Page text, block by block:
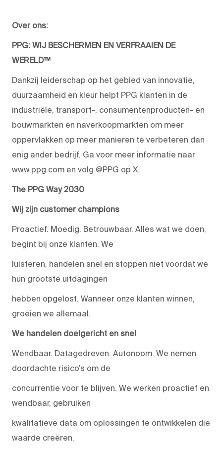
Over ons:
PPG: WIJ BESCHERMEN EN VERFRAAIEN DE
WERELD™
Dankzij leiderschap op het gebied van innovatie,
duurzaamheid en kleur helpt PPG klanten in de
industriële, transport-, consumentenproducten- en
bouwmarkten en naverkoopmarkten om meer
oppervlakken op meer manieren te verbeteren dan
enig ander bedrijf. Ga voor meer informatie naar
www.ppg.com en volg @PPG op X.
The PPG Way 2030
Wij zijn customer champions
Proactief. Moedig. Betrouwbaar. Alles wat we doen,
begint bij onze klanten. We
luisteren, handelen snel en stoppen niet voordat we
hun grootste uitdagingen
hebben opgelost. Wanneer onze klanten winnen,
groeien we allemaal.
We handelen doelgericht en snel
Wendbaar. Datagedreven. Autonoom. We nemen
doordachte risico’s om de
concurrentie voor te blijven. We werken proactief en
wendbaar, gebruiken
kwalitatieve data om oplossingen te ontwikkelen die
waarde creëren.